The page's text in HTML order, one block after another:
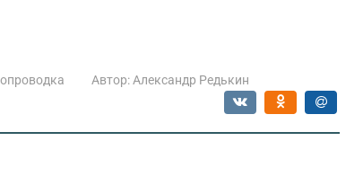
Автор: Александр Редькин